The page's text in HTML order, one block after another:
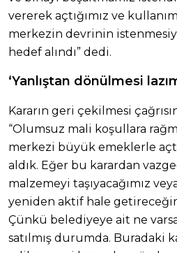
vererek açtığımız ve
merkezin devrinin
hedef alındı” dedi.
‘Yanlıştan dönülmesi
Kararın geri çekilmesi
“Olumsuz mali koşullara
merkezi büyük emeklerle
aldık. Eğer bu karardan
malzemeyi taşıyacağımız
yeniden aktif hale
Çünkü belediyeye ait ne
satılmış durumda. Buradaki